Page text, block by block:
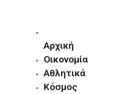
Αρχική
Οικονομία
Αθλητικά
Κόσμος